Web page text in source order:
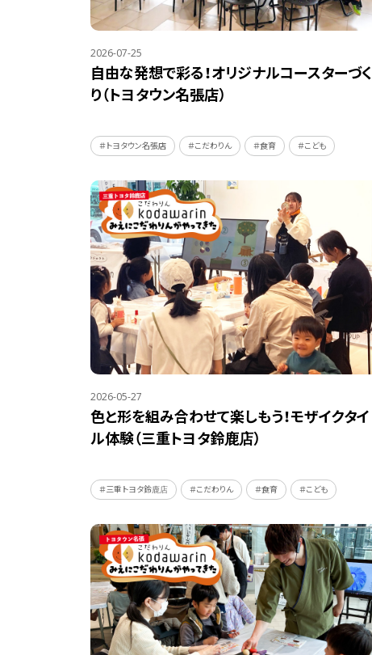
2026-07-25
自由な発想で彩る！オリジナルコースターづく
り（トヨタウン名張店）
＃トヨタウン名張店 ＃こだわりん ＃食育 ＃こども
2026-05-27
色と形を組み合わせて楽しもう！モザイクタイ
ル体験（三重トヨタ鈴鹿店）
＃三重トヨタ鈴鹿店 ＃こだわりん ＃食育 ＃こども